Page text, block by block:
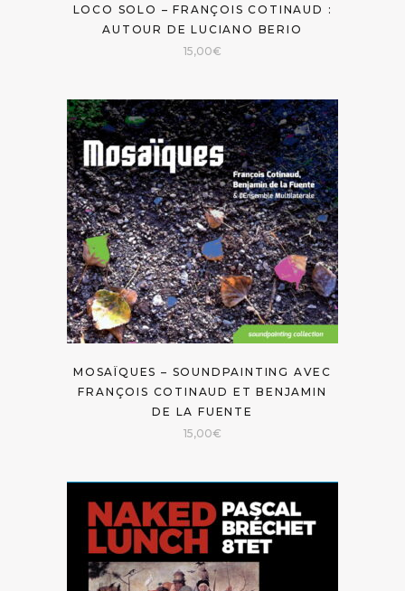
LOCO SOLO – FRANÇOIS COTINAUD :
AUTOUR DE LUCIANO BERIO
15,00€
MOSAÏQUES – SOUNDPAINTING AVEC
FRANÇOIS COTINAUD ET BENJAMIN
DE LA FUENTE
15,00€